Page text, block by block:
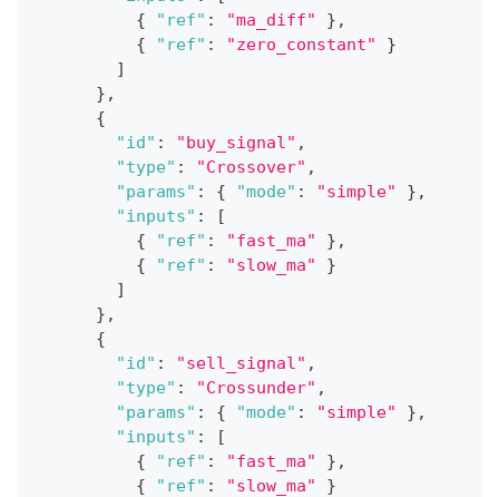
{
"ref" : "ma_diff" } ,
{
"ref" : "zero_constant"
}
]
} ,
{
"id" : "buy_signal" ,
"type" : "Crossover" ,
"params" : { "mode" : "simple" } ,
"inputs" :
[
{
"ref" : "fast_ma" } ,
{
"ref" : "slow_ma"
}
]
} ,
{
"id" : "sell_signal" ,
"type" : "Crossunder" ,
"params" : { "mode" : "simple" } ,
"inputs" :
[
{
"ref" : "fast_ma" } ,
{
"ref" : "slow_ma"
}